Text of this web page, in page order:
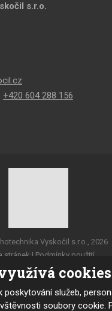
s.r.o.
+420 604 288 156
Vyskočil s.r.o., 2026
stránek | Podmínky použití
VYROBILA cookies
poskytování služeb,
soubory cookie.